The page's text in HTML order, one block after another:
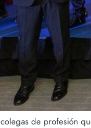
de profesión